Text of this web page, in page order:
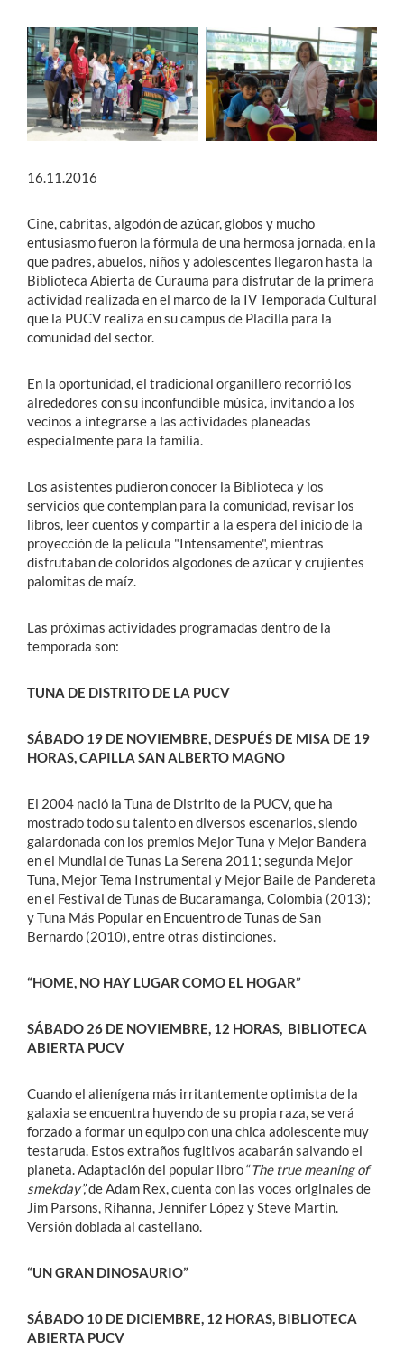
16.11.2016
Cine, cabritas, algodón de azúcar, globos y mucho
entusiasmo fueron la fórmula de una hermosa jornada, en la
que padres, abuelos, niños y adolescentes llegaron hasta la
Biblioteca Abierta de Curauma para disfrutar de la primera
actividad realizada en el marco de la IV Temporada Cultural
que la PUCV realiza en su campus de Placilla para la
comunidad del sector.
En la oportunidad, el tradicional organillero recorrió los
alrededores con su inconfundible música, invitando a los
vecinos a integrarse a las actividades planeadas
especialmente para la familia.
Los asistentes pudieron conocer la Biblioteca y los
servicios que contemplan para la comunidad, revisar los
libros, leer cuentos y compartir a la espera del inicio de la
proyección de la película "Intensamente", mientras
disfrutaban de coloridos algodones de azúcar y crujientes
palomitas de maíz.
Las próximas actividades programadas dentro de la
temporada son:
TUNA DE DISTRITO DE LA PUCV
SÁBADO 19 DE NOVIEMBRE, DESPUÉS DE MISA DE 19
HORAS, CAPILLA SAN ALBERTO MAGNO
El 2004 nació la Tuna de Distrito de la PUCV, que ha
mostrado todo su talento en diversos escenarios, siendo
galardonada con los premios Mejor Tuna y Mejor Bandera
en el Mundial de Tunas La Serena 2011; segunda Mejor
Tuna, Mejor Tema Instrumental y Mejor Baile de Pandereta
en el Festival de Tunas de Bucaramanga, Colombia (2013);
y Tuna Más Popular en Encuentro de Tunas de San
Bernardo (2010), entre otras distinciones.
“HOME, NO HAY LUGAR COMO EL HOGAR”
SÁBADO 26 DE NOVIEMBRE, 12 HORAS, BIBLIOTECA
ABIERTA PUCV
Cuando el alienígena más irritantemente optimista de la
galaxia se encuentra huyendo de su propia raza, se verá
forzado a formar un equipo con una chica adolescente muy
testaruda. Estos extraños fugitivos acabarán salvando el
planeta. Adaptación del popular libro “The true meaning of
smekday”,de Adam Rex, cuenta con las voces originales de
Jim Parsons, Rihanna, Jennifer López y Steve Martin.
Versión doblada al castellano.
“UN GRAN DINOSAURIO”
SÁBADO 10 DE DICIEMBRE, 12 HORAS, BIBLIOTECA
ABIERTA PUCV